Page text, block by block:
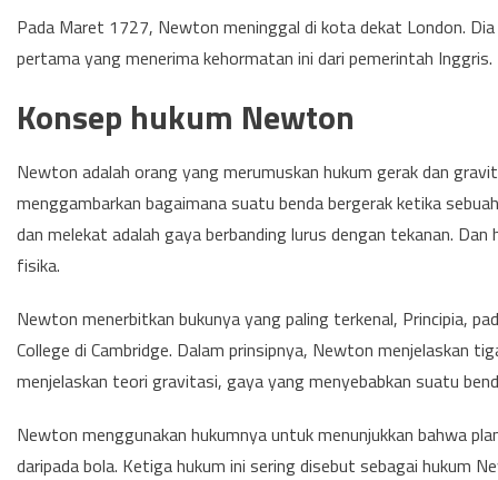
Pada Maret 1727, Newton meninggal di kota dekat London.
pertama yang menerima kehormatan ini dari pemerintah Inggris.
Konsep hukum Newton
​​Newton adalah orang yang merumuskan hukum gerak dan
menggambarkan bagaimana suatu benda bergerak ketika
dan melekat adalah gaya berbanding lurus dengan tekanan.
fisika.
Newton menerbitkan bukunya yang paling terkenal, Principia,
College di Cambridge. Dalam prinsipnya, Newton menjelaskan
menjelaskan teori gravitasi, gaya yang menyebabkan suatu
Newton menggunakan hukumnya untuk menunjukkan bahwa
daripada bola. Ketiga hukum ini sering disebut sebagai hukum